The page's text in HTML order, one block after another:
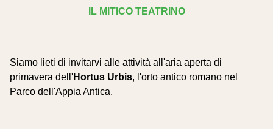
IL MITICO TEATRINO
Siamo lieti di invitarvi alle attività all'aria aperta di
primavera dell'Hortus Urbis, l'orto antico romano nel
Parco dell'Appia Antica.